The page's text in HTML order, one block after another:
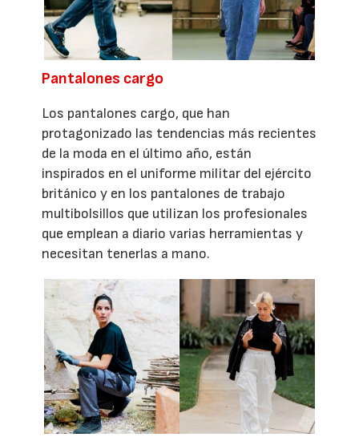
Pantalones cargo
Los pantalones cargo, que han
protagonizado las tendencias más recientes
de la moda en el último año, están
inspirados en el uniforme militar del ejército
británico y en los pantalones de trabajo
multibolsillos que utilizan los profesionales
que emplean a diario varias herramientas y
necesitan tenerlas a mano.